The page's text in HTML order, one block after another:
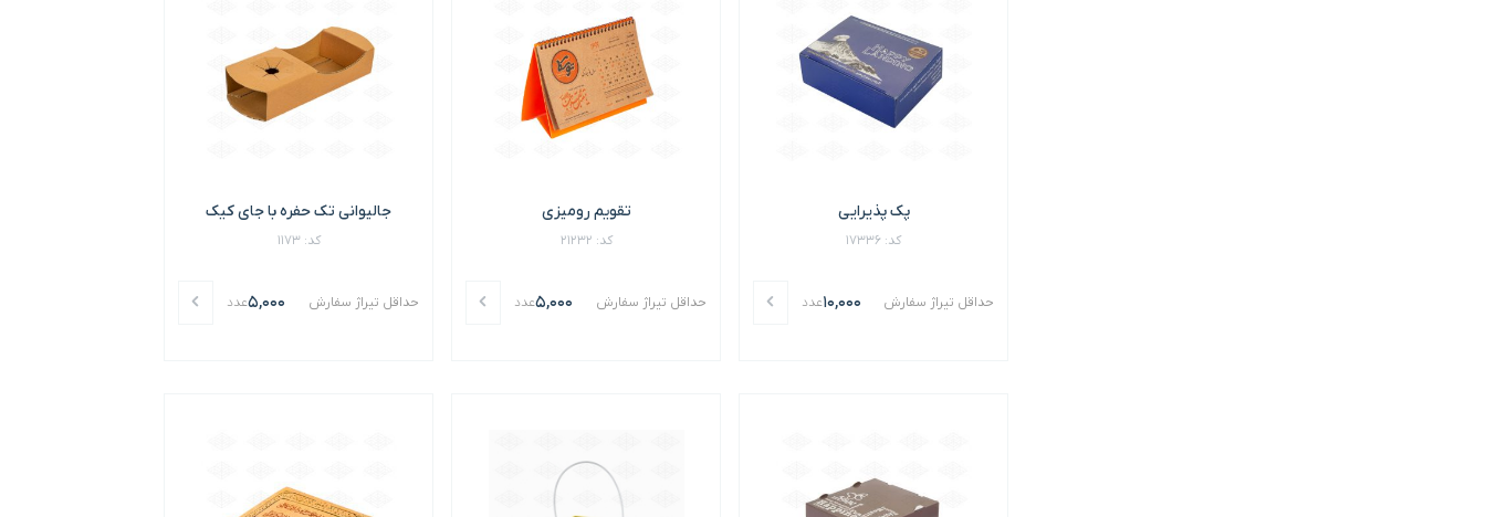
پک پذیرایی
کد: 17336
حداقل تیراژ سفارش 10,000عدد
تقویم رومیزی
کد: 21232
حداقل تیراژ سفارش 5,000عدد
جالیوانی تک حفره با جای کیک
کد: 1173
حداقل تیراژ سفارش 5,000عدد